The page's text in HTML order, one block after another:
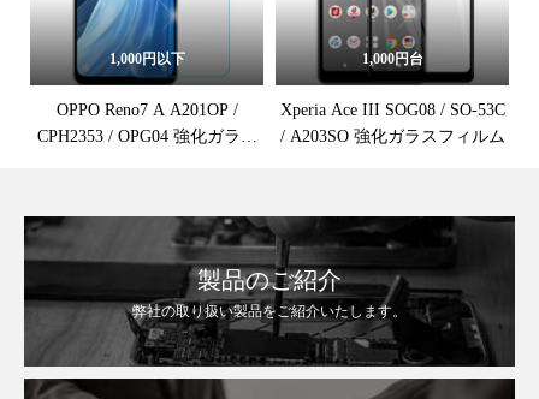
1,000円以下
OPPO Reno7 A A201OP /
CPH2353 / OPG04 強化ガラス
1,000円台
Xperia Ace III SOG08 / SO-53C
/ A203SO 強化ガラスフィルム
製品のご紹介
弊社の取り扱い製品をご紹介いたします。